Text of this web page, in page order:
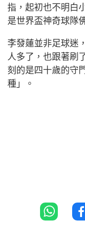
指，起初也不明白
是世界盃神奇球隊
李發蓮並非足球迷
人多了，也跟著刷
刻的是四十歲的守
種」。